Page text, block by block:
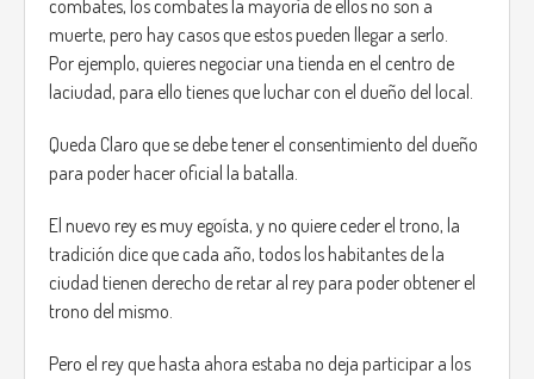
take your life, and for this you will have to act like one of
them, smile and be silent, walk like they would.
As well you will need to hide as soon as the night hits, or you
will have the option to fight this creatures with science,
ingredients all over the map.
also sometimes called a transient electromagnetic
disturbance, is a short burst of electromagnetic energy.
combates, los combates la mayoría de ellos no son a
muerte, pero hay casos que estos pueden llegar a serlo.
Por ejemplo, quieres negociar una tienda en el centro de
laciudad, para ello tienes que luchar con el dueño del local.
Queda Claro que se debe tener el consentimiento del dueño
para poder hacer oficial la batalla.
El nuevo rey es muy egoísta, y no quiere ceder el trono, la
tradición dice que cada año, todos los habitantes de la
ciudad tienen derecho de retar al rey para poder obtener el
trono del mismo.
Pero el rey que hasta ahora estaba no deja participar a los